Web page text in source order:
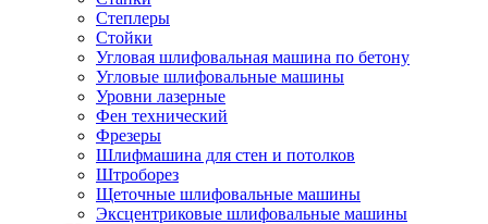
Степлеры
Стойки
Угловая шлифовальная машина по бетону
Угловые шлифовальные машины
Уровни лазерные
Фен технический
Фрезеры
Шлифмашина для стен и потолков
Штроборез
Щеточные шлифовальные машины
Эксцентриковые шлифовальные машины